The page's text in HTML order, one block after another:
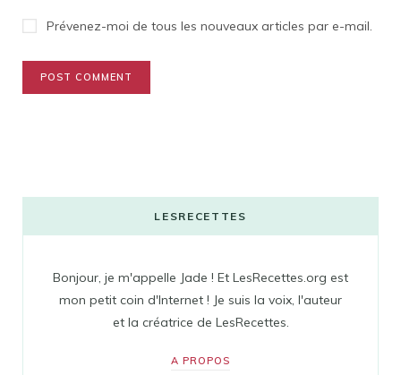
Prévenez-moi de tous les nouveaux articles par e-mail.
LESRECETTES
Bonjour, je m'appelle Jade ! Et LesRecettes.org est
mon petit coin d'Internet ! Je suis la voix, l'auteur
et la créatrice de LesRecettes.
A PROPOS